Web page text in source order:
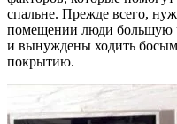
спальне. Прежде всего,
помещении люди большую
и вынуждены ходить
покрытию.